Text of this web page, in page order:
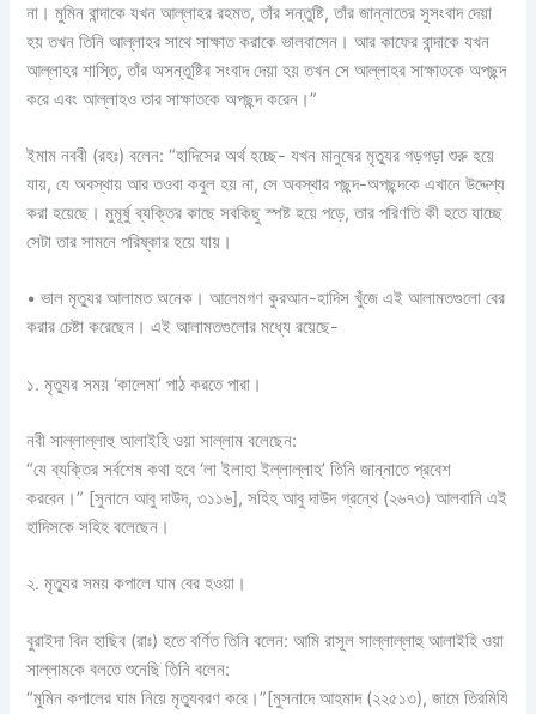
না। মুমিন বান্দাকে যখন আল্লাহর রহমত, তাঁর সন্তুষ্টি, তাঁর জান্নাতের সুসংবাদ দেয়া
হয় তখন তিনি আল্লাহর সাথে সাক্ষাত করাকে ভালবাসেন। আর কাফের বান্দাকে যখন
আল্লাহর শাস্তি, তাঁর অসন্তুষ্টির সংবাদ দেয়া হয় তখন সে আল্লাহর সাক্ষাতকে অপছন্দ
করে এবং আল্লাহও তার সাক্ষাতকে অপছন্দ করেন।”
ইমাম নববী (রহঃ) বলেন: “হাদিসের অর্থ হচ্ছে- যখন মানুষের মৃত্যুর গড়গড়া শুরু হয়ে
যায়, যে অবস্থায় আর তওবা কবুল হয় না, সে অবস্থার পছন্দ-অপছন্দকে এখানে উদ্দেশ্য
করা হয়েছে। মুমূর্ষু ব্যক্তির কাছে সবকিছু স্পষ্ট হয়ে পড়ে, তার পরিণতি কী হতে যাচ্ছে
সেটা তার সামনে পরিষ্কার হয়ে যায়।
• ভাল মৃত্যুর আলামত অনেক। আলেমগণ কুরআন-হাদিস খুঁজে এই আলামতগুলো বের
করার চেষ্টা করেছেন। এই আলামতগুলোর মধ্যে রয়েছে-
১. মৃত্যুর সময় ‘কালেমা’ পাঠ করতে পারা।
নবী সাল্লাল্লাহু আলাইহি ওয়া সাল্লাম বলেছেন:
“যে ব্যক্তির সর্বশেষ কথা হবে ‘লা ইলাহা ইল্লাল্লাহ’ তিনি জান্নাতে প্রবেশ
করবেন।” [সুনানে আবু দাউদ, ৩১১৬], সহিহ আবু দাউদ গ্রন্থে (২৬৭৩) আলবানি এই
হাদিসকে সহিহ বলেছেন।
২. মৃত্যুর সময় কপালে ঘাম বের হওয়া।
বুরাইদা বিন হাছিব (রাঃ) হতে বর্ণিত তিনি বলেন: আমি রাসূল সাল্লাল্লাহু আলাইহি ওয়া
সাল্লামকে বলতে শুনেছি তিনি বলেন:
“মুমিন কপালের ঘাম নিয়ে মৃত্যুবরণ করে।”[মুসনাদে আহমাদ (২২৫১৩), জামে তিরমিযি